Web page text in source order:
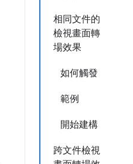
相同文件的
檢視畫面轉
場效果
如何觸發
範例
開始建構
跨文件檢視